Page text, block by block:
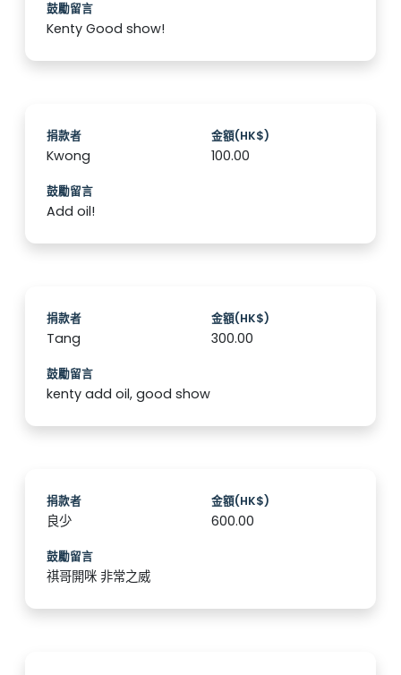
鼓勵留言
Kenty Good show!
捐款者
Kwong
金額(HK$)
100.00
鼓勵留言
Add oil!
捐款者
Tang
金額(HK$)
300.00
鼓勵留言
kenty add oil, good show
捐款者
良少
金額(HK$)
600.00
鼓勵留言
祺哥開咪 非常之威